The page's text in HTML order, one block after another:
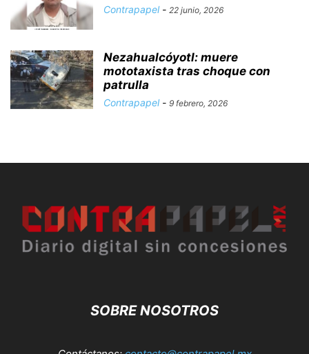
Contrapapel - 22 junio, 2026
Nezahualcóyotl: muere
mototaxista tras choque con
patrulla
Contrapapel - 9 febrero, 2026
SOBRE NOSOTROS